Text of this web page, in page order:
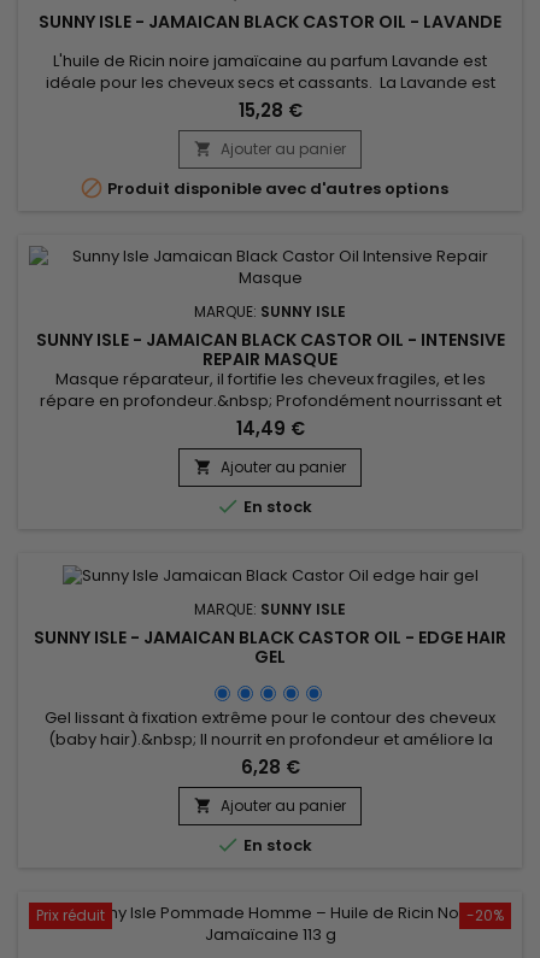
SUNNY ISLE - JAMAICAN BLACK CASTOR OIL - LAVANDE
L'huile de Ricin noire jamaïcaine au parfum Lavande est
idéale pour les cheveux secs et cassants. La Lavande est
considérée comme l'essence la plus polyvalente en
aromathérapie ! Elle est un antibiotique naturel, antiseptique,
anti-dépresseur, sédatif !... elle fonctionne bien sur peau
sèche ou à tendance acnéique, ou encore le traitement
contre...
15,28 €
 Ajouter au panier
 Produit disponible avec d'autres options
MARQUE: SUNNY ISLE
SUNNY ISLE - JAMAICAN BLACK CASTOR OIL - INTENSIVE
REPAIR MASQUE
Masque réparateur, il fortifie les cheveux fragiles, et les
répare en profondeur.&nbsp; Profondément nourrissant et
hydratant, Sunny Isle Jamaican Black Castor Oil Intensive
Repair Masque améliore la résistance des cheveux, tout en
favorisant la pousse, la douceur et la brillance. Les huiles de
Carthame et de pépin de Raisin riche en antioxydants...
14,49 €
 Ajouter au panier
 En stock
MARQUE: SUNNY ISLE
SUNNY ISLE - JAMAICAN BLACK CASTOR OIL - EDGE HAIR
GEL
Gel lissant à fixation extrême pour le contour des cheveux
(baby hair).&nbsp; Il nourrit en profondeur et améliore la
croissance capillaire et fixe.&nbsp; Sunny Isle Jamaican
Black Castor Oil Edge Control Gel lisse, renforce la fibre
capillaire, élimine les frisottis et apporte une brillance
prodigieuse tout en fixant durablement la coiffure sans...
6,28 €
 Ajouter au panier
 En stock
-20%
Prix réduit